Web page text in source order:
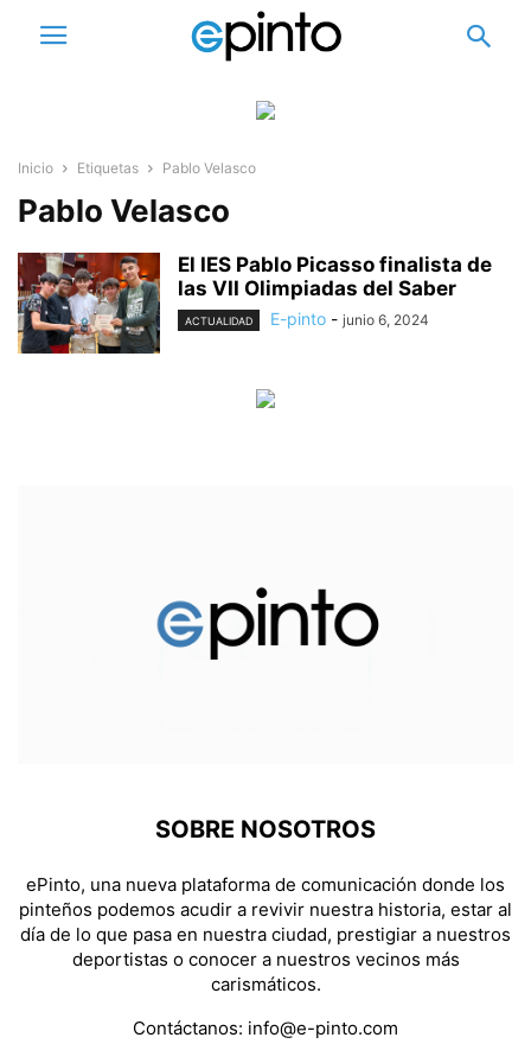
Inicio Etiquetas Pablo Velasco
Pablo Velasco
El IES Pablo Picasso finalista de
las VII Olimpiadas del Saber
ACTUALIDAD E-pinto - junio 6, 2024
SOBRE NOSOTROS
ePinto, una nueva plataforma de comunicación donde los
pinteños podemos acudir a revivir nuestra historia, estar al
día de lo que pasa en nuestra ciudad, prestigiar a nuestros
deportistas o conocer a nuestros vecinos más
carismáticos.
Contáctanos: info@e-pinto.com